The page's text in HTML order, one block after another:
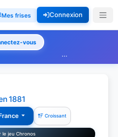
Mes frises Connexion
vous
...
1881
Croissant
le jeu Chronos